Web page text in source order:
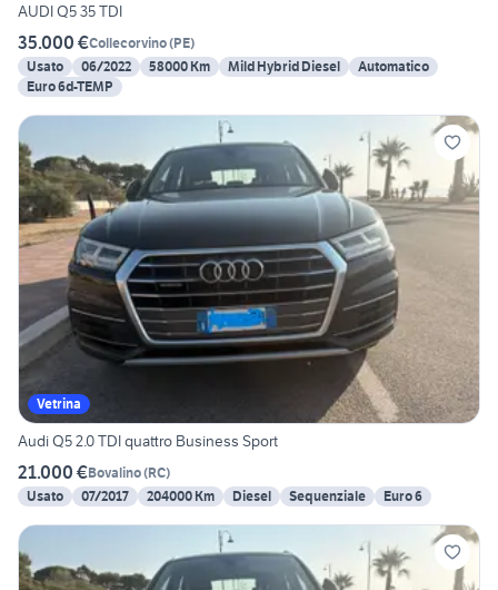
AUDI Q5 35 TDI
35.000 €Collecorvino(PE)
Usato
06/2022 58000 Km Mild Hybrid Diesel
Automatico
Euro 6d-TEMP
Vetrina
Audi Q5 2.0 TDI quattro Business Sport
21.000 €Bovalino(RC)
Usato
07/2017 204000 Km Diesel Sequenziale Euro 6